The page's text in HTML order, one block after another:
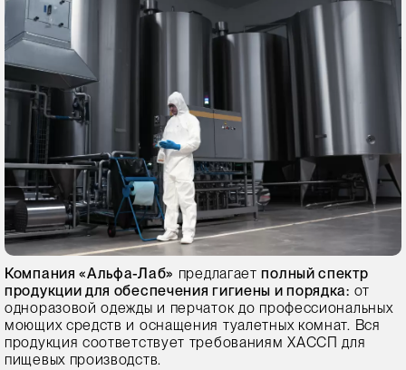
Компания «Альфа-Лаб» предлагаетполный спектр
продукции для обеспечения гигиены и порядка: от
одноразовой одежды и перчаток до профессиональных
моющих средств и оснащения туалетных комнат. Вся
продукция соответствует требованиям ХАССП для
пищевых производств.